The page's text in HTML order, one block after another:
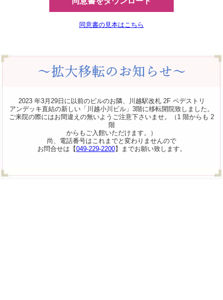
同意書の見本はこちら
2023 年3月29日に以前のビルのお隣、川越駅改札 2F ペデストリ
アンデッキ直結の新しい「川越小川ビル」3階に移転開院致しました。
ご来院の際にはお間違えの無いようご注意下さいませ。（1 階からも 2
階
からもご入館いただけます。）
尚、電話番号はこれまでと変わりませんので
お問合せは【049-229-2200】までお願い致します。